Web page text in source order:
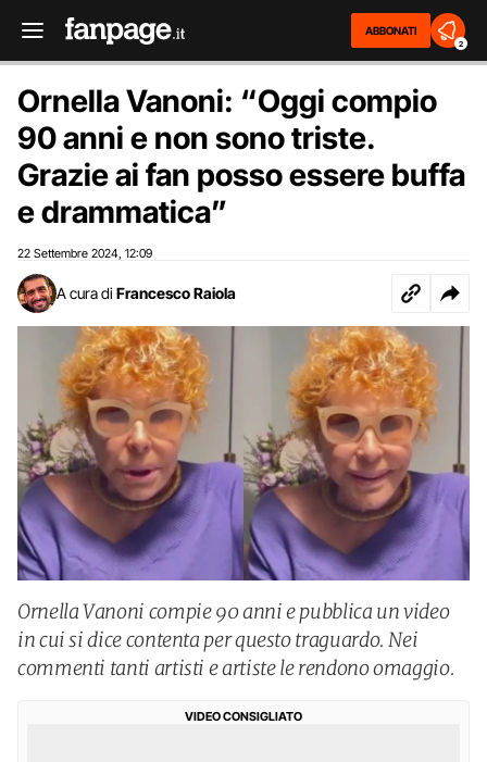
ABBONATI
2
Ornella Vanoni: “Oggi compio
90 anni e non sono triste.
Grazie ai fan posso essere buffa
e drammatica”
22 Settembre 2024 12:09
A cura di Francesco Raiola
Ornella Vanoni compie 90 anni e pubblica un video
in cui si dice contenta per questo traguardo. Nei
commenti tanti artisti e artiste le rendono omaggio.
VIDEO CONSIGLIATO